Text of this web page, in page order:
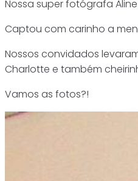
Nossa super fotógrafa
Captou com carinho a
Nossos convidados
Charlotte e também
Vamos as fotos?!